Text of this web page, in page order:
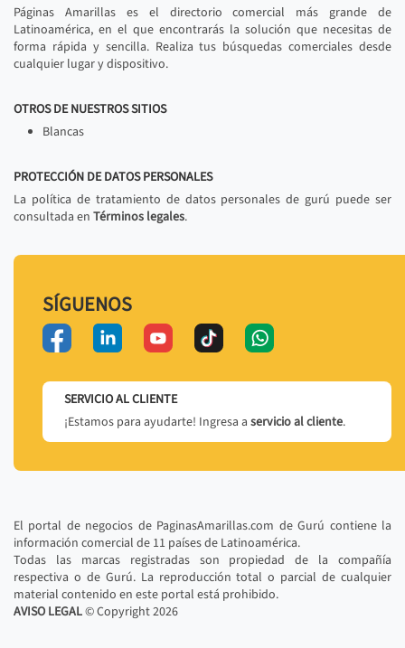
Páginas Amarillas es el directorio comercial más grande de
Latinoamérica, en el que encontrarás la solución que necesitas de
forma rápida y sencilla. Realiza tus búsquedas comerciales desde
cualquier lugar y dispositivo.
OTROS DE NUESTROS SITIOS
Blancas
PROTECCIÓN DE DATOS PERSONALES
La política de tratamiento de datos personales de gurú puede ser
consultada en Términos legales.
SÍGUENOS
SERVICIO AL CLIENTE
¡Estamos para ayudarte! Ingresa a servicio al cliente.
El portal de negocios de PaginasAmarillas.com de Gurú contiene la
información comercial de 11 países de Latinoamérica.
Todas las marcas registradas son propiedad de la compañía
respectiva o de Gurú. La reproducción total o parcial de cualquier
material contenido en este portal está prohibido.
AVISO LEGAL© Copyright2026